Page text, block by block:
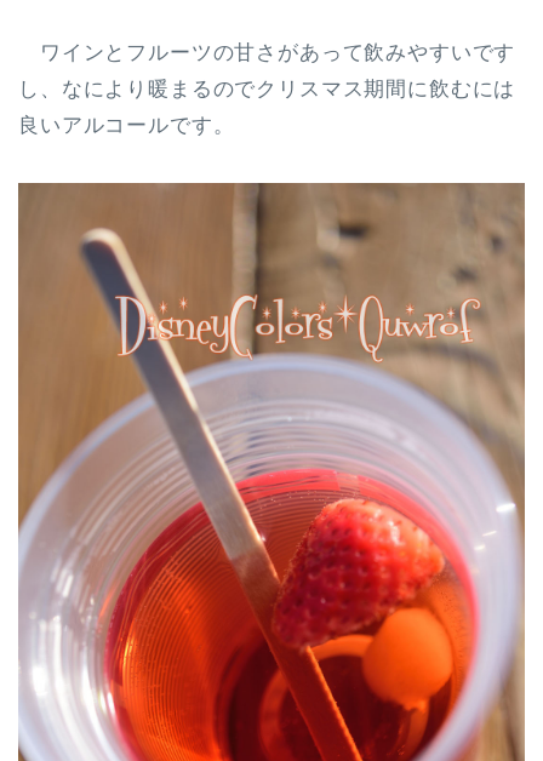
ワインとフルーツの甘さがあって飲みやすいです
し、なにより暖まるのでクリスマス期間に飲むには
良いアルコールです。